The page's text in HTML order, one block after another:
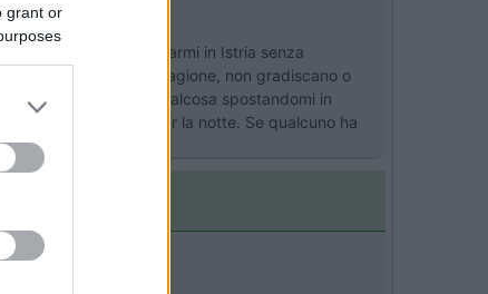
grant or
avrei deciso di fermarmi in Istria senza
il periodo di alta stagione, non gradiscano o
visitare qualcosa spostandomi in
a trovare posto per la notte. Se qualcuno ha